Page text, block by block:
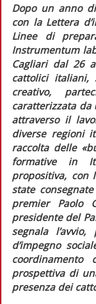
Dopo un anno
con la Lettera
Linee di
Instrumentum
Cagliari dal 26
cattolici italiani,
creativo,
caratterizzata da
attraverso il
diverse regioni
raccolta delle
formative in
propositiva, con
state
premierPaolo
presidente del
segnala
d’impegno
prospettiva di
presenza dei